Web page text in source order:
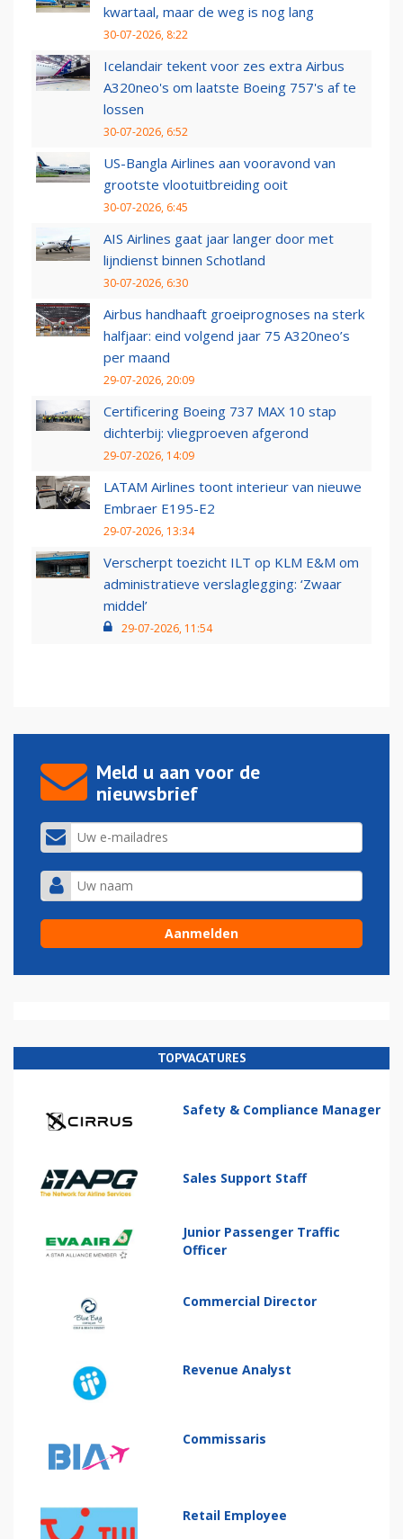
kwartaal, maar de weg is nog lang
30-07-2026, 8:22
Icelandair tekent voor zes extra Airbus
A320neo's om laatste Boeing 757's af te
lossen
30-07-2026, 6:52
US-Bangla Airlines aan vooravond van
grootste vlootuitbreiding ooit
30-07-2026, 6:45
AIS Airlines gaat jaar langer door met
lijndienst binnen Schotland
30-07-2026, 6:30
Airbus handhaaft groeiprognoses na sterk
halfjaar: eind volgend jaar 75 A320neo’s
per maand
29-07-2026, 20:09
Certificering Boeing 737 MAX 10 stap
dichterbij: vliegproeven afgerond
29-07-2026, 14:09
LATAM Airlines toont interieur van nieuwe
Embraer E195-E2
29-07-2026, 13:34
Verscherpt toezicht ILT op KLM E&M om
administratieve verslaglegging: ‘Zwaar
middel’
29-07-2026, 11:54
Meld u aan voor de
nieuwsbrief
TOPVACATURES
Safety & Compliance Manager
Sales Support Staff
Junior Passenger Traffic
Officer
Commercial Director
Revenue Analyst
Commissaris
Retail Employee